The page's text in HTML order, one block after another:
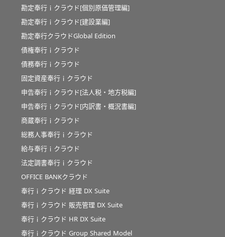
勘定奉行ｉクラウド[個別原価管理編]
勘定奉行ｉクラウド[建設業編]
勘定奉行クラウドGlobal Edition
債権奉行ｉクラウド
債務奉行ｉクラウド
固定資産奉行ｉクラウド
申告奉行ｉクラウド[法人税・地方税編]
申告奉行ｉクラウド[内訳書・概況書編]
商蔵奉行ｉクラウド
総務人事奉行ｉクラウド
給与奉行ｉクラウド
法定調書奉行ｉクラウド
OFFICE BANKクラウド
奉行ｉクラウド 経理 DX Suite
奉行ｉクラウド 販売管理 DX Suite
奉行ｉクラウド HR DX Suite
奉行ｉクラウド Group Shared Model